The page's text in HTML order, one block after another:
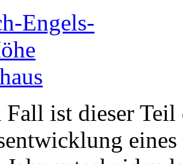
Fall ist dieser